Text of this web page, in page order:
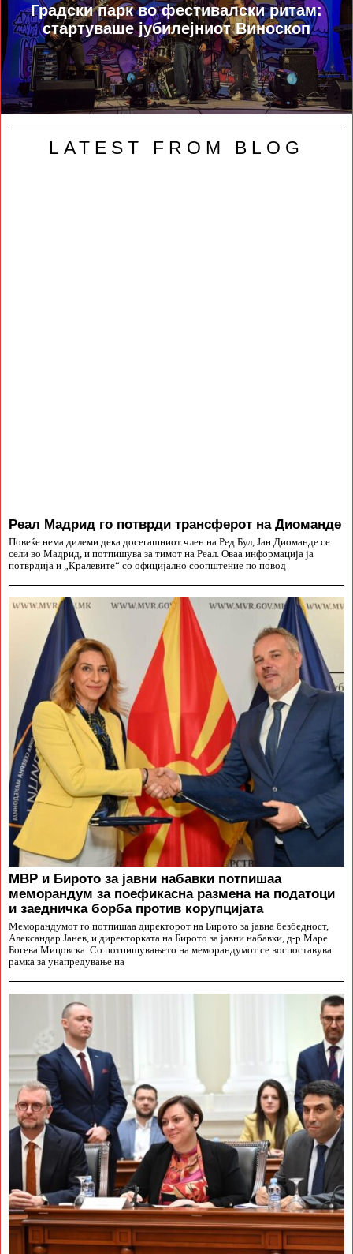
Градски парк во фестивалски ритам:
стартуваше јубилејниот Виноскоп
LATEST FROM BLOG
Реал Мадрид го потврди трансферот на Диоманде
Повеќе нема дилеми дека досегашниот член на Ред Бул, Јан Диоманде се
сели во Мадрид, и потпишува за тимот на Реал. Оваа информација ја
потврдија и „Кралевите“ со официјално соопштение по повод
МВР и Бирото за јавни набавки потпишаа
меморандум за поефикасна размена на податоци
и заедничка борба против корупцијата
Меморандумот го потпишаа директорот на Бирото за јавна безбедност,
Александар Јанев, и директорката на Бирото за јавни набавки, д-р Маре
Богева Мицовска. Со потпишувањето на меморандумот се воспоставува
рамка за унапредување на